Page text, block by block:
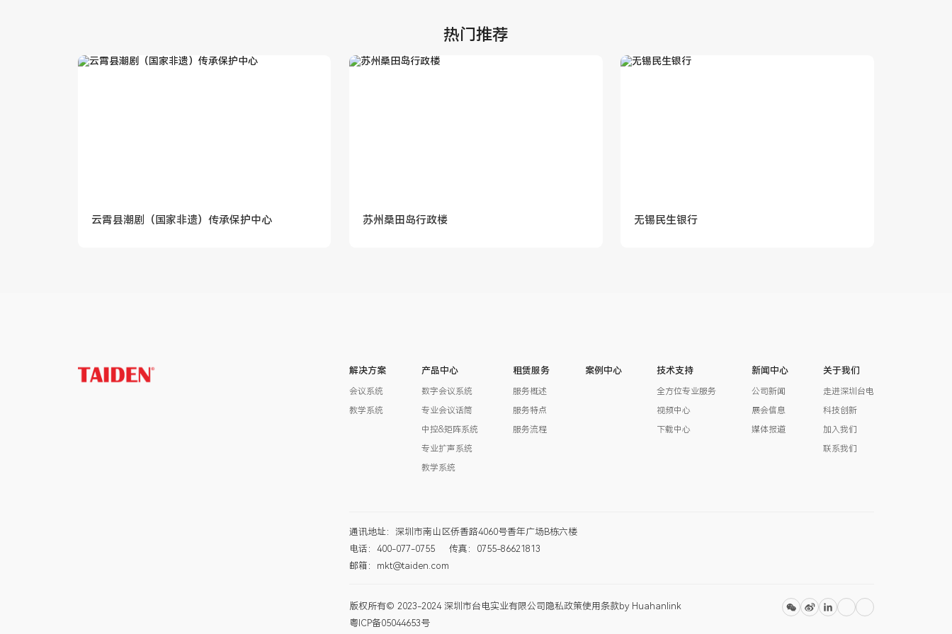
热门推荐
云霄县潮剧（国家非遗）传承保护中心 苏州桑田岛行政楼 无锡民生银行
解决方案
会议系统
教学系统
产品中心
数字会议系统
专业会议话筒
中控&矩阵系统
专业扩声系统
教学系统
租赁服务
服务概述
服务特点
服务流程
案例中心 技术支持
全方位专业服务
视频中心
下载中心
新闻中心
公司新闻
展会信息
媒体报道
关于我们
走进深圳台电
科技创新
加入我们
联系我们
通讯地址：深圳市南山区侨香路4060号香年广场B栋六楼
电话：400-077-0755
传真：0755-86621813
邮箱：mkt@taiden.com
版权所有© 2023-2024 深圳市台电实业有限公司
粤ICP备05044653号
隐私政策使用条款 by Huahanlink